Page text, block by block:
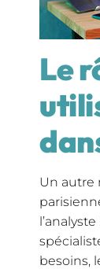
Le
Un autre
besoins,